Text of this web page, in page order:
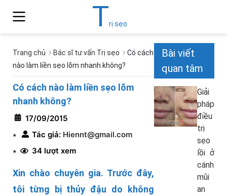
Trị sẹo
Trang chủ Bác sĩ tư vấn Trị sẹo
Có cách
nào làm liền sẹo lõm nhanh không?
Có cách nào làm liền sẹo lõm
nhanh không?
17/09/2015
*
Tác giả: Hiennt@gmail.com
*
34 lượt xem
Xin chào chuyên gia. Trước đây,
tôi từng bị thủy đậu do không
Bài viết
quan tâm
Giải
pháp
điều
trị
sẹo
lồi ở
cánh
mũi
an